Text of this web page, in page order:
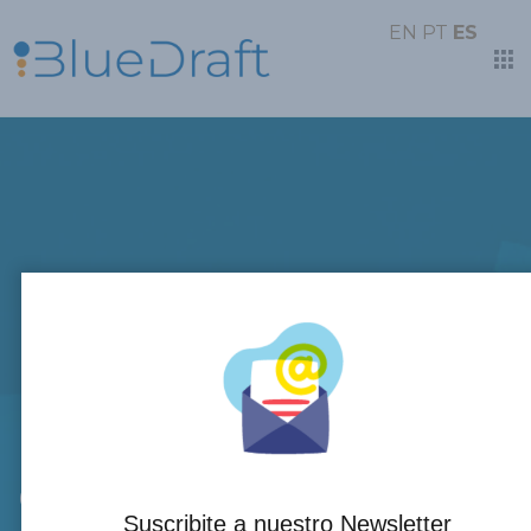
El costo oculto de
planificar en Excel: Por
qué los CFOs de LATAM
EN PT ES
Suscribite a nuestro Newsletter